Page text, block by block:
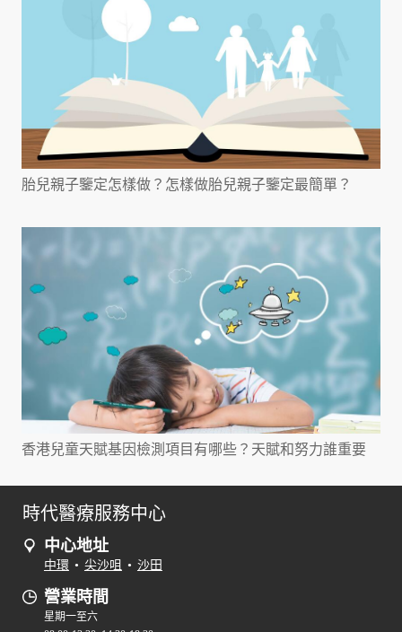
胎兒親子鑒定怎樣做？怎樣做胎兒親子鑒定最簡單？
香港兒童天賦基因檢測項目有哪些？天賦和努力誰重要
時代醫療服務中心
中心地址
中環 • 尖沙咀 • 沙田
營業時間
星期一至六